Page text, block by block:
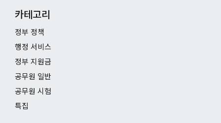
카테고리
정부 정책
행정 서비스
정부 지원금
공무원 일반
공무원 시험
특집